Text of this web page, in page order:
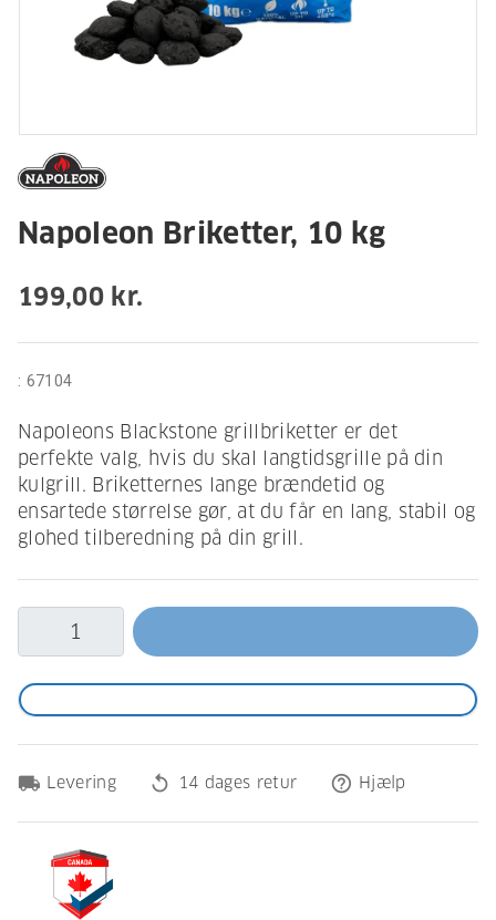
Napoleon Briketter, 10 kg
199,00 kr.
: 67104
Napoleons Blackstone grillbriketter er det
perfekte valg, hvis du skal langtidsgrille på din
kulgrill. Briketternes lange brændetid og
ensartede størrelse gør, at du får en lang, stabil og
glohed tilberedning på din grill.
local_shipping Levering replay 14 dages retur help_outline Hjælp